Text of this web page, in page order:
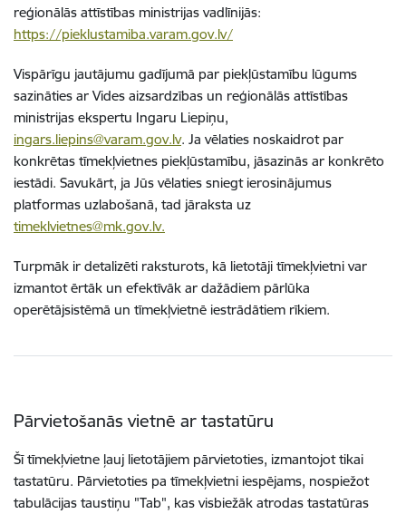
reģionālās attīstības ministrijas vadlīnijās:
https://pieklustamiba.varam.gov.lv/
Vispārīgu jautājumu gadījumā par piekļūstamību lūgums
sazināties ar Vides aizsardzības un reģionālās attīstības
ministrijas ekspertu Ingaru Liepiņu,
ingars.liepins@varam.gov.lv. Ja vēlaties noskaidrot par
konkrētas tīmekļvietnes piekļūstamību, jāsazinās ar konkrēto
iestādi. Savukārt, ja Jūs vēlaties sniegt ierosinājumus
platformas uzlabošanā, tad jāraksta uz
timeklvietnes@mk.gov.lv.
Turpmāk ir detalizēti raksturots, kā lietotāji tīmekļvietni var
izmantot ērtāk un efektīvāk ar dažādiem pārlūka
operētājsistēmā un tīmekļvietnē iestrādātiem rīkiem.
Pārvietošanās vietnē ar tastatūru
Šī tīmekļvietne ļauj lietotājiem pārvietoties, izmantojot tikai
tastatūru. Pārvietoties pa tīmekļvietni iespējams, nospiežot
tabulācijas taustiņu "Tab", kas visbiežāk atrodas tastatūras